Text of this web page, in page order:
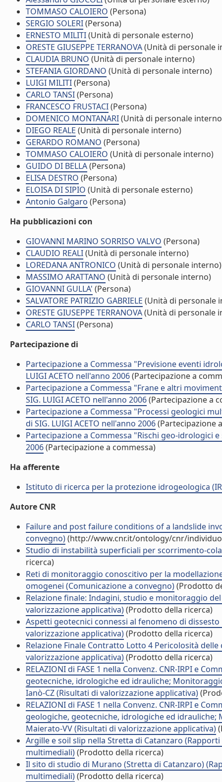
TOMMASO CALOIERO (Persona)
SERGIO SOLERI(Persona)
ERNESTO MILITI(Unità di personale esterno)
ORESTE GIUSEPPE TERRANOVA(Unità di personale
CLAUDIA BRUNO (Unità di personale interno)
STEFANIA GIORDANO (Unità di personale interno)
LUIGI MILITI(Persona)
CARLO TANSI(Persona)
FRANCESCO FRUSTACI(Persona)
DOMENICO MONTANARI(Unità di personale
DIEGO REALE (Unità di personale interno)
GERARDO ROMANO (Persona)
TOMMASO CALOIERO (Unità di personale interno)
GUIDO DI BELLA(Persona)
ELISA DESTRO (Persona)
ELOISA DI SIPIO (Unità di personale esterno)
Antonio Galgaro (Persona)
Ha pubblicazioni con
GIOVANNI MARINO SORRISO VALVO (Persona)
CLAUDIO REALI(Unità di personale interno)
LOREDANA ANTRONICO (Unità di personale interno)
MASSIMO ARATTANO (Unità di personale interno)
GIOVANNI GULLA' (Persona)
SALVATORE PATRIZIO GABRIELE (Unità di personale
ORESTE GIUSEPPE TERRANOVA(Unità di personale
CARLO TANSI(Persona)
Partecipazione di
Partecipazione a Commessa "Previsione eventi
LUIGI ACETO nell'anno 2006(Partecipazione a
Partecipazione a Commessa "Frane e altri
SIG. LUIGI ACETO nell'anno 2006(Partecipazione a
Partecipazione a Commessa "Processi geologici
di SIG. LUIGI ACETO nell'anno 2006(Partecipazione
Partecipazione a Commessa "Rischi geo-idrologici
2006(Partecipazione a commessa)
Ha afferente
Istituto di ricerca per la protezione idrogeologica
Autore CNR
Failure and post failure conditions of a landslide
convegno)(http://www.cnr.it/ontology/cnr/
Studio di instabilità superficiali per scorrimento-
ricerca)
Reti di monitoraggio conoscitivo per la
omogenei (Comunicazione a convegno)(Prodotto
Relazione finale: Indagini, studio e monitoraggio
valorizzazione applicativa)(Prodotto della ricerca)
Aspetti geotecnici connessi al fenomeno di
valorizzazione applicativa)(Prodotto della ricerca)
Relazione Finale Contratto Lotto 4 Pericolosità
valorizzazione applicativa)(Prodotto della ricerca)
RELAZIONI di FASE 1 nella Convenz. CNR-IRPI e
geotecniche, idrologiche ed idrauliche;
Ianò-CZ (Risultati di valorizzazione applicativa)
RELAZIONI di FASE 1 nella Convenz. CNR-IRPI e
geologiche, geotecniche, idrologiche ed idrauliche;
Maierato-VV (Risultati di valorizzazione applicativa)
Argille e soil slip nella Stretta di Catanzaro
multimediali)(Prodotto della ricerca)
Il sito di studio di Murano (Stretta di Catanzaro)
multimediali)(Prodotto della ricerca)